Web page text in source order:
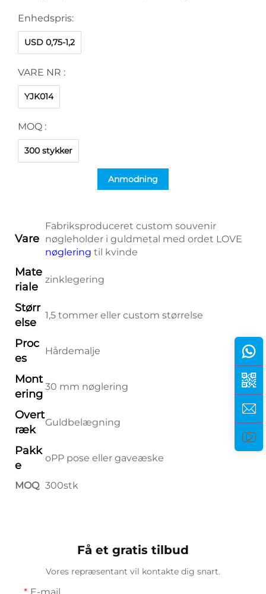
Enhedspris:
USD 0,75-1,2
VARE NR :
YJK014
MOQ :
300 stykker
Anmodning
Vare
Fabriksproduceret custom souvenir
nøgleholder i guldmetal med ordet LOVE
nøglering til kvinde
Mate
riale
zinklegering
Størr
else
1,5 tommer eller custom størrelse
Proc
es
Hårdemalje
Mont
ering
30 mm nøglering
Overt
ræk
Guldbelægning
Pakk
e
oPP pose eller gaveæske
MOQ 300stk
Få et gratis tilbud
Vores repræsentant vil kontakte dig snart.
E-mail